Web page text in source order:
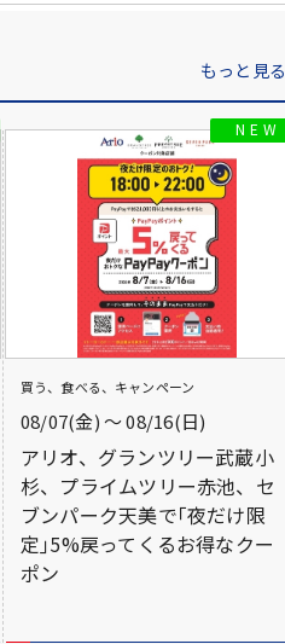
もっと見る
買う、食べる、キャンペーン
08/07(金) 〜 08/16(日)
アリオ、グランツリー武蔵小
杉、プライムツリー赤池、セ
ブンパーク天美で｢夜だけ限
定｣5%戻ってくるお得なクー
ポン